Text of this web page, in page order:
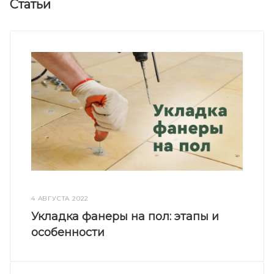
Статьи
4 АВГУСТА 2022
Укладка фанеры на пол: этапы и
особенности